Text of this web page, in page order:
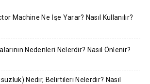
Machine Ne İşe Yarar? Nasıl Kullanılır?
Nedenleri Nelerdir? Nasıl Önlenir?
Nedir, Belirtileri Nelerdir? Nasıl